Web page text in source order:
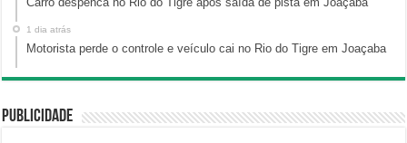
1 dia atrás
Motorista perde o controle e veículo cai no Rio do Tigre em Joaçaba
Publicidade